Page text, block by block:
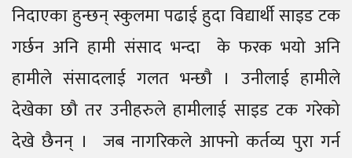
निदाएका हुन्छन् स्कुलमा पढाई हुदा विद्यार्थी साइड टक
गर्छन अनि हामी संसाद भन्दा के फरक भयो अनि
हामीले संसादलाई गलत भन्छौ । उनीलाई हामीले
देखेका छौ तर उनीहरुले हामीलाई साइड टक गरेको
देखे छैनन् । जब नागरिकले आफ्नो कर्तव्य पुरा गर्न